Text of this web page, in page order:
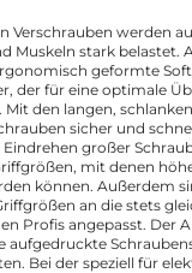
Verschrauben werden
Muskeln stark belastet.
geformte
der für eine optimale
den langen,
sicher und
großer
mit denen
können. Außerdem
an die stets
Profis angepasst. Der
aufgedruckte
Bei der speziell für